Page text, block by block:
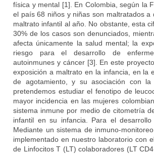
física y mental [1]. En Colombia, según la
el país 68 niños y niñas son maltratados
maltrato infantil al año. No obstante, esta
30% de los casos son denunciados,
afecta únicamente la salud mental; la
riesgo para el desarrollo de
autoinmunes y cáncer [3]. En este
exposición a maltrato en la infancia, en la
de agotamiento, y su asociación con
pretendemos estudiar el fenotipo de
mayor incidencia en las mujeres
sistema inmune por medio de citometría
infantil en su infancia. Para el
Mediante un sistema de inmuno-
implementado en nuestro laboratorio con
de Linfocitos T (LT) colaboradores (LT